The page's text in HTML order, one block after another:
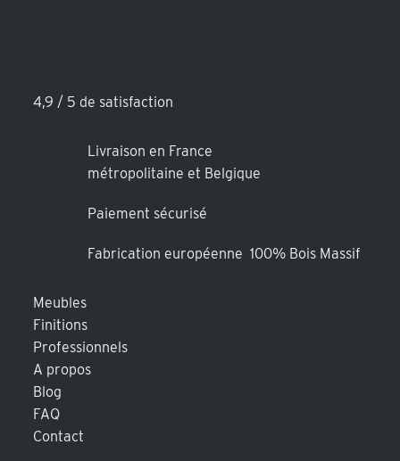
4,9 / 5 de satisfaction
Livraison en France
métropolitaine et Belgique
Paiement sécurisé
Fabrication européenne 100% Bois Massif
Meubles
Finitions
Professionnels
A propos
Blog
FAQ
Contact